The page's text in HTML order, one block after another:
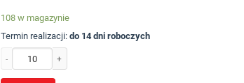
108 w magazynie
Termin realizacji: do 14 dni roboczych